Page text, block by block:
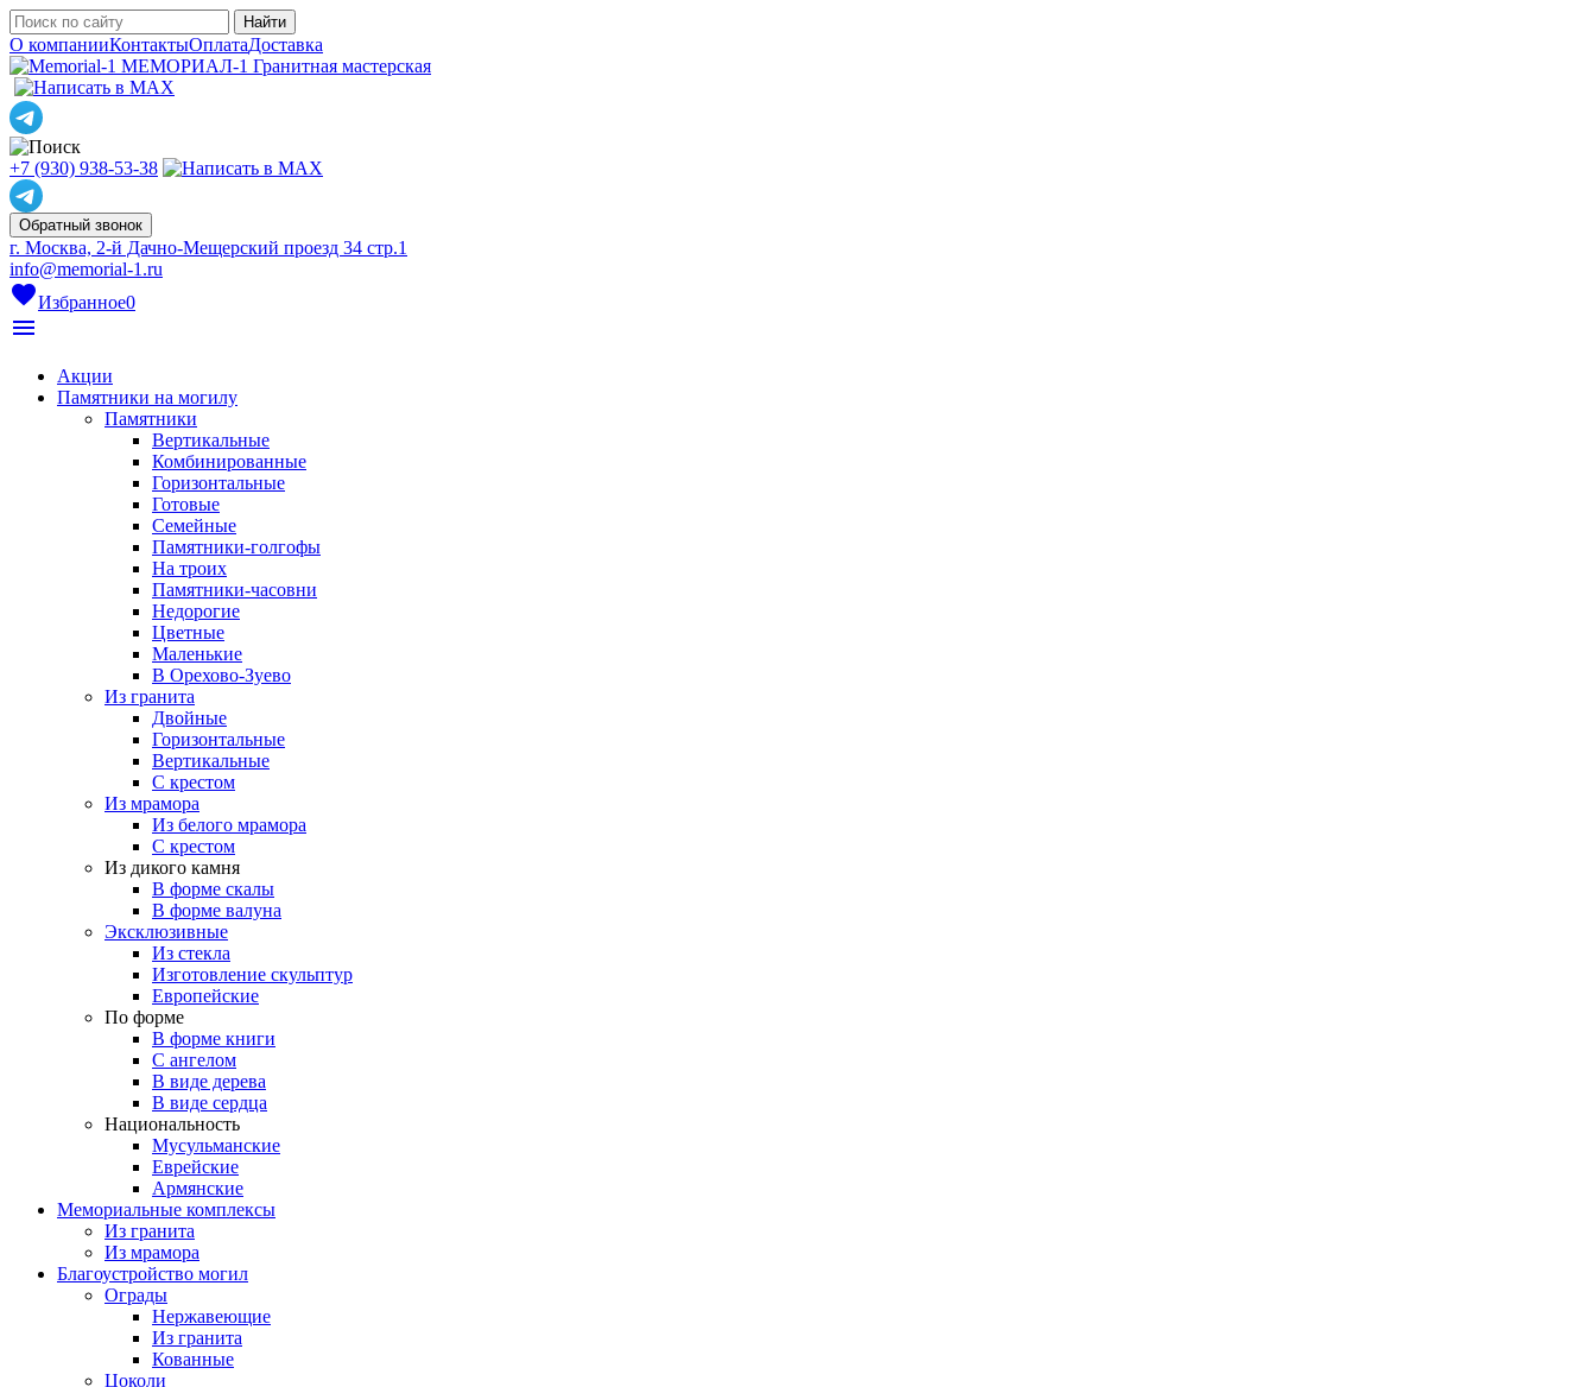
О компанииКонтактыОплатаДоставка
МЕМОРИАЛ-1 Гранитная мастерская
+7 (930) 938-53-38
Обратный звонок
г. Москва, 2-й Дачно-Мещерский проезд 34 стр.1
info@memorial-1.ru
favoriteИзбранное0
menu
Акции
Памятники на могилу
Памятники
Вертикальные
Комбинированные
Горизонтальные
Готовые
Семейные
Памятники-голгофы
На троих
Памятники-часовни
Недорогие
Цветные
Маленькие
В Орехово-Зуево
Из гранита
Двойные
Горизонтальные
Вертикальные
С крестом
Из мрамора
Из белого мрамора
С крестом
Из дикого камня
В форме скалы
В форме валуна
Эксклюзивные
Из стекла
Изготовление скульптур
Европейские
По форме
В форме книги
С ангелом
В виде дерева
В виде сердца
Национальность
Мусульманские
Еврейские
Армянские
Мемориальные комплексы
Из гранита
Из мрамора
Благоустройство могил
Ограды
Нержавеющие
Из гранита
Кованные
Цоколи